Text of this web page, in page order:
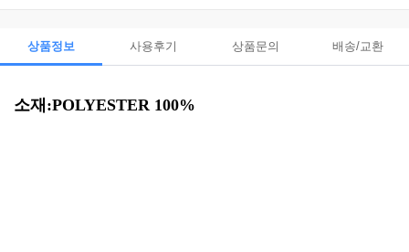
상품정보 사용후기 상품문의 배송/교환
소재:POLYESTER 100%